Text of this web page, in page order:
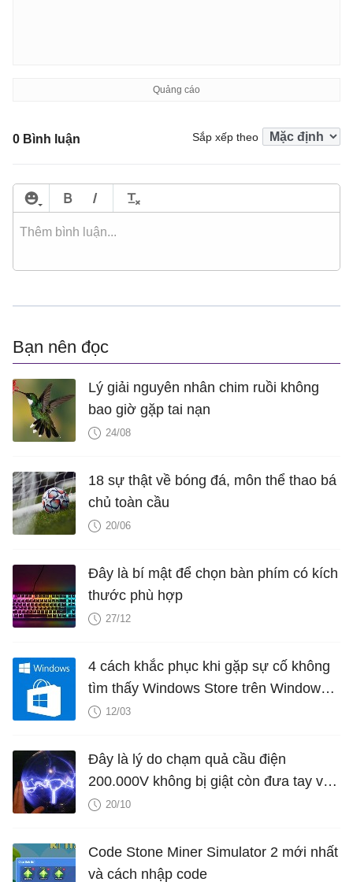
0 Bình luận Sắp xếp theo
Bạn nên đọc
Lý giải nguyên nhân chim ruồi không
bao giờ gặp tai nạn
24/08
18 sự thật về bóng đá, môn thể thao bá
chủ toàn cầu
20/06
Đây là bí mật để chọn bàn phím có kích
thước phù hợp
27/12
4 cách khắc phục khi gặp sự cố không
tìm thấy Windows Store trên Windows
10 12/03
Đây là lý do chạm quả cầu điện
200.000V không bị giật còn đưa tay vào
ổ điện 120V thì chết
20/10
Code Stone Miner Simulator 2 mới nhất
và cách nhập code